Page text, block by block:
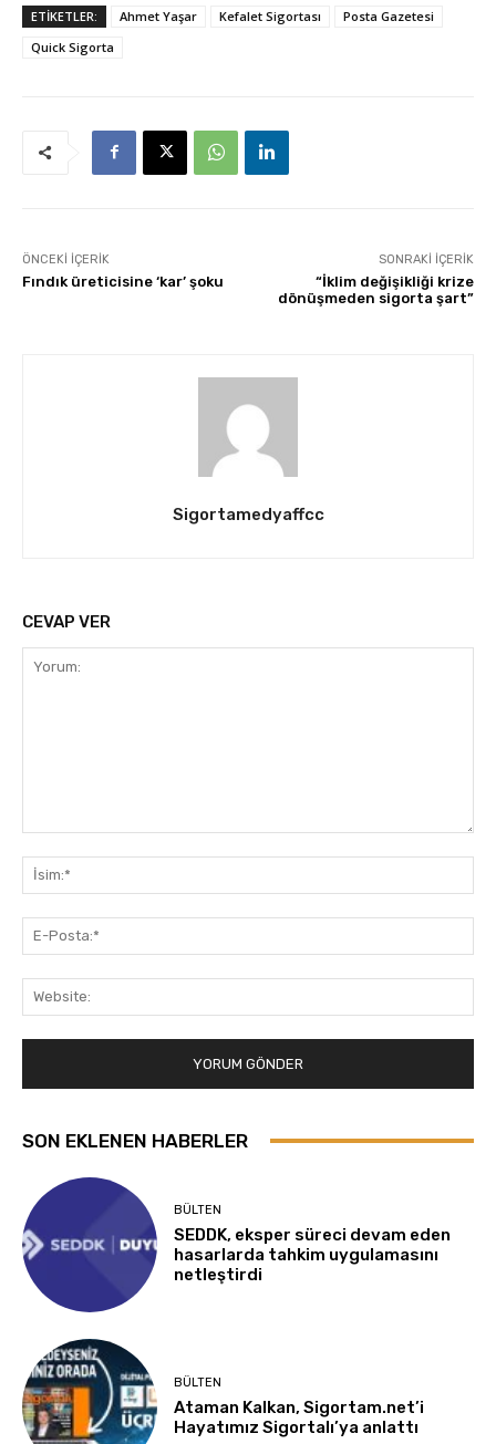
ETİKETLER: Ahmet Yaşar Kefalet Sigortası
Posta Gazetesi
Quick Sigorta
ÖNCEKI İÇERIK
Fındık üreticisine ‘kar’ şoku
SONRAKI İÇERIK
“İklim değişikliği krize
dönüşmeden sigorta şart”
Sigortamedyaffcc
CEVAP VER
SON EKLENEN HABERLER
BÜLTEN
SEDDK, eksper süreci devam eden
hasarlarda tahkim uygulamasını
netleştirdi
BÜLTEN
Ataman Kalkan, Sigortam.net’i
Hayatımız Sigortalı’ya anlattı